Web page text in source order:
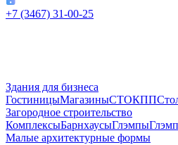
+7 (3467) 31-00-25
Здания для бизнеса
ГостиницыМагазиныСТОКПП
Загородное строительство
КомплексыБарнхаусыГлэмпы
Малые архитектурные формы